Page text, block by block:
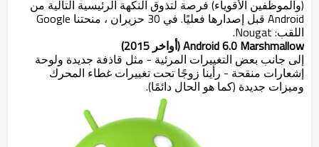
(والموظفين الأقوياء) فرصة لتذوق النكهة الرئيسية التالية من
Android قبل إصدارها فعليًا. في 30 حزيران ، منحتنا Google
اللقب: Nougat.
Android 6.0 Marshmallow (أواخر 2015)
إلى جانب بعض التغييرات المرئية - مثل قاذفة جديدة ولوحة
إشعارات منقحة - رأينا زوجًا تحت تغييرات غطاء المحرك
وميزات جديدة (كما هو الحال دائمًا).